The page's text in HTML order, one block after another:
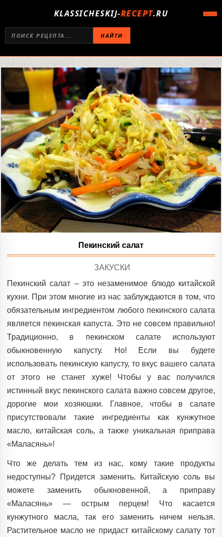
KLASSICHESKIJ-RECEPT.RU
НАЙТИ
Пекинский салат
POSTED
ЗАКУСКИ
Пекинский салат – это незаменимое блюдо китайской
кухни. При этом многие из нас заблуждаются в том, что
обязательным ингредиентом любого пекинского салата
является пекинская капуста. Это не совсем правильно!
Традиционно, в пекинском салате используют
обыкновенную капусту. Но! Если вы будете
использовать пекинскую капусту, то вкус вашего салата
от этого не станет хуже! Чтобы у вас получился
истинный вкус пекинского салата важно совсем другое,
дорогие мои хозяюшки. Главное, чтобы в салате
присутствовали такие ингредиенты как кунжутное
масло, китайская соль, а также уникальная приправа
«Маласянь»!
Что же делать тем из нас, кому такие продукты
недоступны? Придется заменить. Китайскую соль вы
можете заменить обыкновенной, а приправу
«Маласянь» — острым перцем! Что касается
кунжутного масла, так его заменить ничем нельзя.
Растительное масло не придаст китайскому салату тот